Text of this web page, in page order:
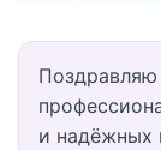
и надёжных